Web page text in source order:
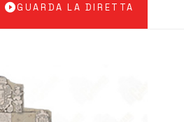
GUARDA LA DIRETTA